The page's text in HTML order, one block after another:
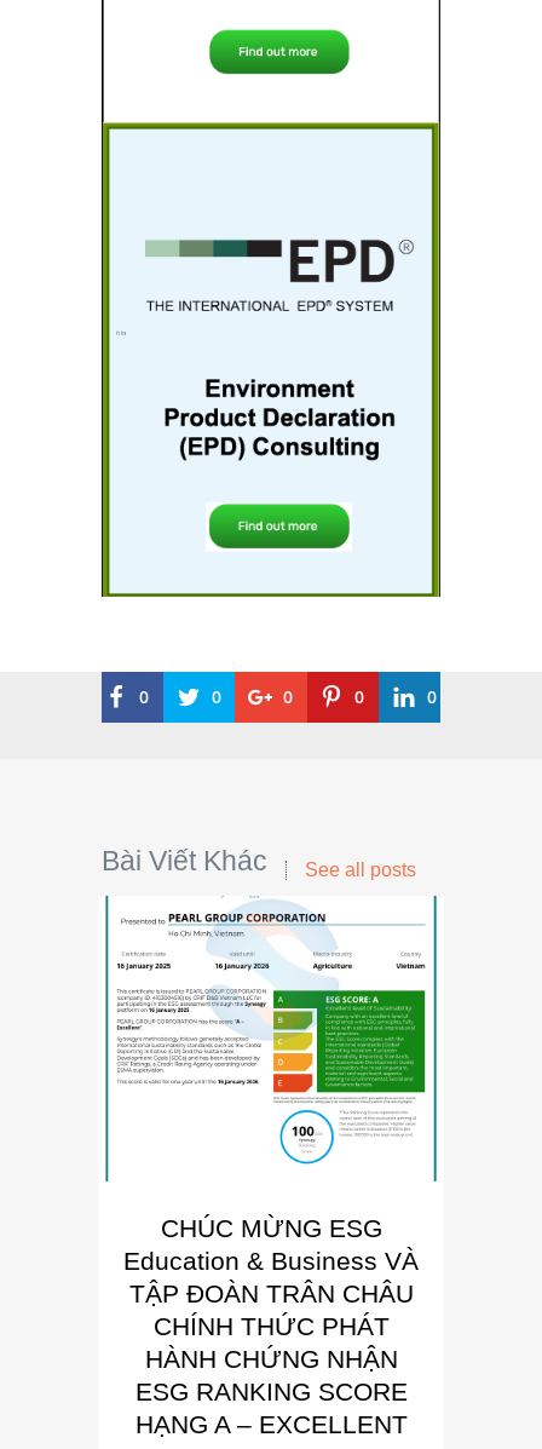
0 0 0 0 0
Bài Viết Khác See all posts
CHÚC MỪNG ESG
Education & Business VÀ
TẬP ĐOÀN TRÂN CHÂU
CHÍNH THỨC PHÁT
HÀNH CHỨNG NHẬN
ESG RANKING SCORE
HẠNG A – EXCELLENT